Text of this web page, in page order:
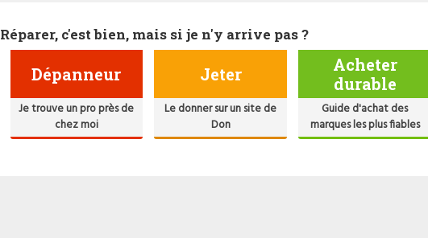
Réparer, c'est bien, mais si je n'y arrive pas ?
Dépanneur
Je trouve un pro près de
chez moi
Jeter
Le donner sur un site de
Don
Acheter
durable
Guide d'achat des
marques les plus fiables